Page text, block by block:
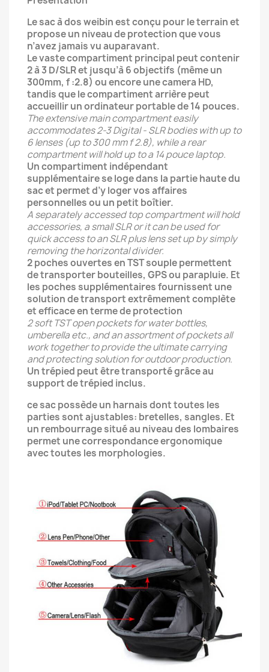
Le sac à dos weibin est conçu pour le terrain et
propose un niveau de protection que vous
n’avez jamais vu auparavant.
Le vaste compartiment principal peut contenir
2 à 3 D/SLR et jusqu’à 6 objectifs (même un
300mm, f :2.8) ou encore une camera HD,
tandis que le compartiment arrière peut
accueillir un ordinateur portable de 14 pouces.
The extensive main compartment easily
accommodates 2-3 Digital - SLR bodies with up to
6 lenses (up to 300 mm f 2.8), while a rear
compartment will hold up to a 14 pouce laptop.
Un compartiment indépendant
supplémentaire se loge dans la partie haute du
sac et permet d’y loger vos affaires
personnelles ou un petit boîtier.
A separately accessed top compartment will hold
accessories, a small SLR or it can be used for
quick access to an SLR plus lens set up by simply
removing the horizontal divider.
2 poches ouvertes en TST souple permettent
de transporter bouteilles, GPS ou parapluie. Et
les poches supplémentaires fournissent une
solution de transport extrêmement complète
et efficace en terme de protection
2 soft TST open pockets for water bottles,
umberella etc., and an assortment of pockets all
work together to provide the ultimate carrying
and protecting solution for outdoor production.
Un trépied peut être transporté grâce au
support de trépied inclus.
ce sac possède un harnais dont toutes les
parties sont ajustables: bretelles, sangles. Et
un rembourrage situé au niveau des lombaires
permet une correspondance ergonomique
avec toutes les morphologies.